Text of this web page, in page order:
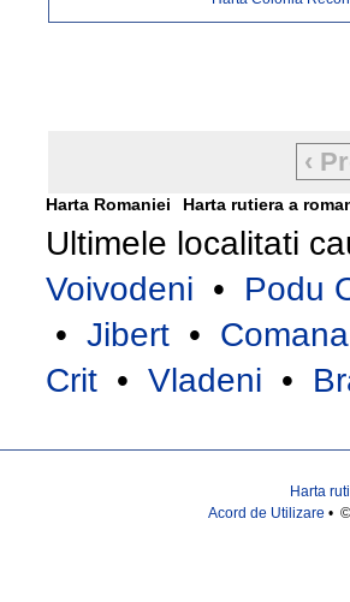
‹
Harta Romaniei Harta rutiera a
Ultimele localitati
Voivodeni • Podu
• Jibert • Comana
Crit • Vladeni •
Harta
Acord de Utilizare •